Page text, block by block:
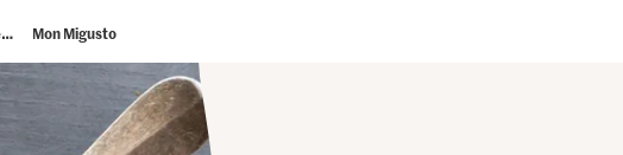
Mon Migusto